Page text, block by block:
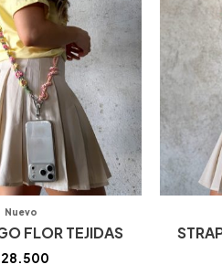
Nuevo
FLOR TEJIDAS
28.500